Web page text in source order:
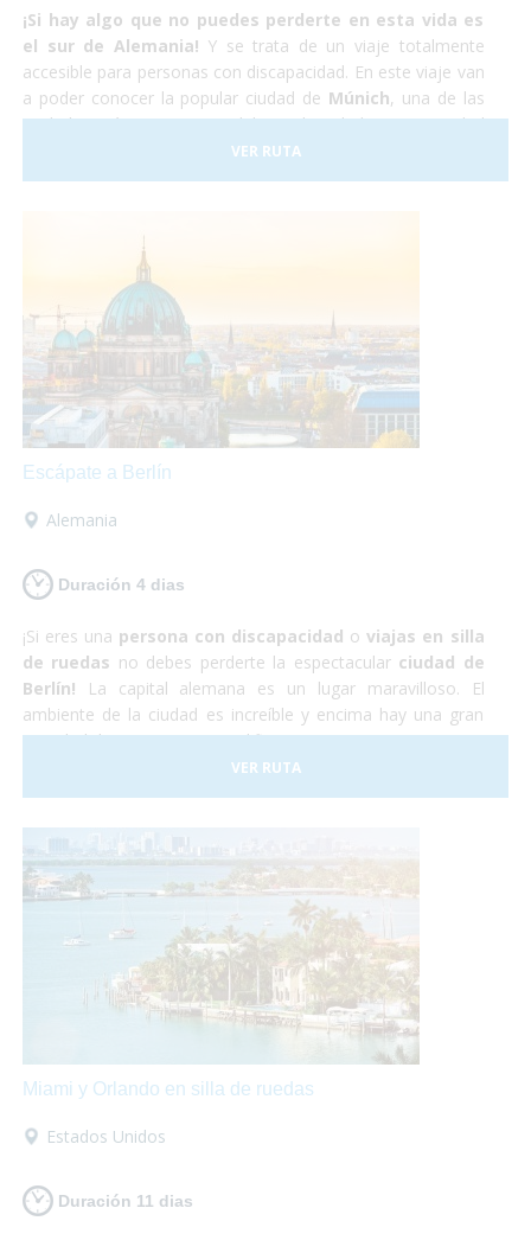
¡Si hay algo que no puedes perderte en esta vida es
el sur de Alemania! Y se trata de un viaje totalmente
accesible para personas con discapacidad. En este viaje van
a poder conocer la popular ciudad de Múnich, una de las
ciudades más importantes del mundo, y la hermosa ciudad
. No lo dudes más y atrévete
aviajar en tu silla de ruedaspor el sur de Alemania.
VER RUTA
Escápate a Berlín
Alemania
Duración 4 dias
¡Si eres una persona con discapacidad oviajas en silla
de ruedas no debes perderte la espectacular ciudad de
Berlín!
La capital alemana es un lugar maravilloso. El
ambiente de la ciudad es increíble y encima hay una gran
cantidad de monumentos, edificios y museos por visitar. La
capital alemana es totalmenteaccesible para personas
con discapacidadaunque hay que tener en cuenta que
pueden dificultar el paso a sillas de ruedas manuales. Sin
embargo nosotros nos encargaremos de todo, y tu sólo de
disfrutar.
VER RUTA
Miami y Orlando en silla de ruedas
Estados Unidos
Duración 11 dias